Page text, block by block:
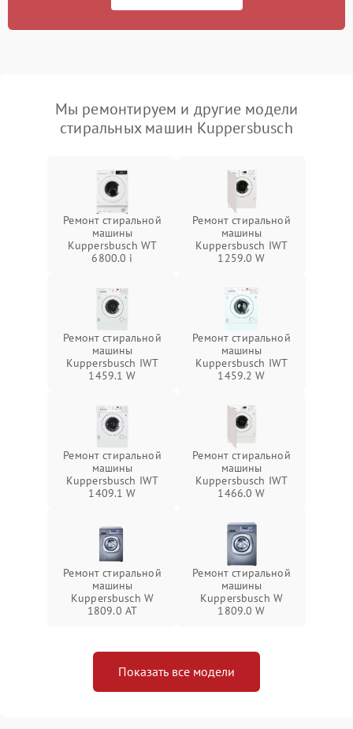
Мы ремонтируем и другие модели
стиральных машин Kuppersbusch
Ремонт стиральной
машины
Kuppersbusch WT
6800.0 i
Ремонт стиральной
машины
Kuppersbusch IWT
1259.0 W
Ремонт стиральной
машины
Kuppersbusch IWT
1459.1 W
Ремонт стиральной
машины
Kuppersbusch IWT
1459.2 W
Ремонт стиральной
машины
Kuppersbusch IWT
1409.1 W
Ремонт стиральной
машины
Kuppersbusch IWT
1466.0 W
Ремонт стиральной
машины
Kuppersbusch W
1809.0 AT
Ремонт стиральной
машины
Kuppersbusch W
1809.0 W
Показать все модели